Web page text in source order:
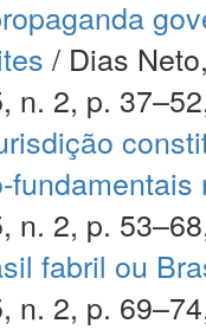
/ Dias
n. 2, p.
fundamentais
n. 2, p.
fabril ou
n. 2, p.